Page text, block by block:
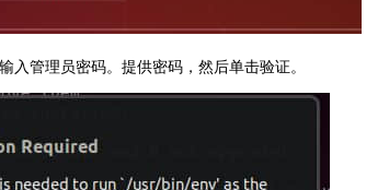
入管理员密码。提供密码，然后单击验证。